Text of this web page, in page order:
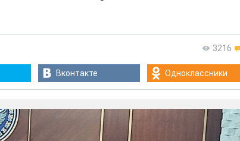
3216
Вконтакте Одноклассники